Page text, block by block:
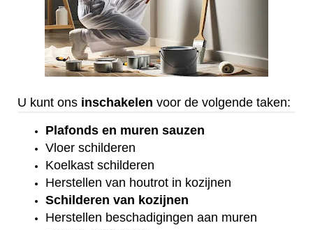
U kunt ons inschakelen voor de volgende taken:
Plafonds en muren sauzen
Vloer schilderen
Koelkast schilderen
Herstellen van houtrot in kozijnen
Schilderen van kozijnen
Herstellen beschadigingen aan muren